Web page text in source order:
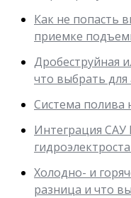
Как не попасть
приемке
Дробеструйная
что выбрать
Система полива
Интеграция САУ
Холодно- и
разница и что